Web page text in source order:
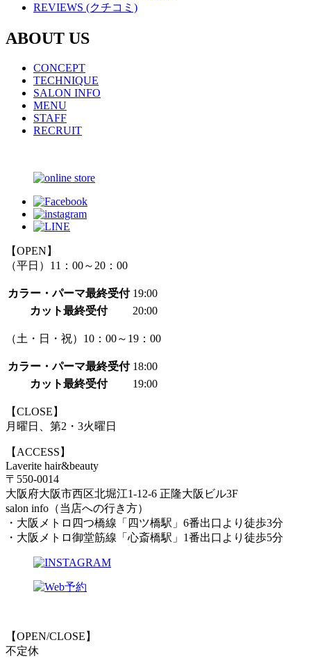
REVIEWS (クチコミ)
ABOUT US
CONCEPT
TECHNIQUE
SALON INFO
MENU
STAFF
RECRUIT
【OPEN】
（平日）11：00～20：00
カラー・パーマ最終受付 19:00
カット最終受付
20:00
（土・日・祝）10：00～19：00
カラー・パーマ最終受付 18:00
カット最終受付
19:00
【CLOSE】
月曜日、第2・3火曜日
【ACCESS】
Laverite hair&beauty
〒550-0014
大阪府大阪市西区北堀江1-12-6 正隆大阪ビル3F
salon info（当店への行き方）
・大阪メトロ四つ橋線「四ツ橋駅」6番出口より徒歩3分
・大阪メトロ御堂筋線「心斎橋駅」1番出口より徒歩5分
【OPEN/CLOSE】
不定休